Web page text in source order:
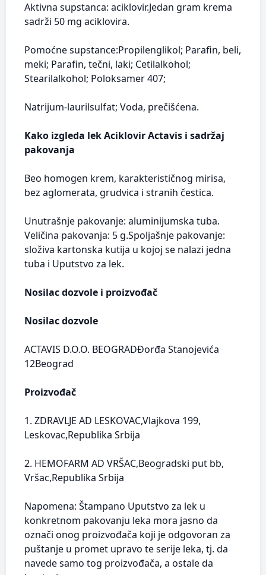
Aktivna supstanca: aciklovir.Jedan gram krema
sadrži 50 mg aciklovira.
Pomoćne supstance:Propilenglikol; Parafin, beli,
meki; Parafin, tečni, laki; Cetilalkohol;
Stearilalkohol; Poloksamer 407;
Natrijum-laurilsulfat; Voda, prečišćena.
Kako izgleda lek Aciklovir Actavis i sadržaj
pakovanja
Beo homogen krem, karakterističnog mirisa,
bez aglomerata, grudvica i stranih čestica.
Unutrašnje pakovanje: aluminijumska tuba.
Veličina pakovanja: 5 g.Spoljašnje pakovanje:
složiva kartonska kutija u kojoj se nalazi jedna
tuba i Uputstvo za lek.
Nosilac dozvole i proizvođač
Nosilac dozvole
ACTAVIS D.O.O. BEOGRADÐorđa Stanojevića
12Beograd
Proizvođač
1. ZDRAVLJE AD LESKOVAC,Vlajkova 199,
Leskovac,Republika Srbija
2. HEMOFARM AD VRŠAC,Beogradski put bb,
Vršac,Republika Srbija
Napomena: Štampano Uputstvo za lek u
konkretnom pakovanju leka mora jasno da
označi onog proizvođača koji je odgovoran za
puštanje u promet upravo te serije leka, tj. da
navede samo tog proizvođača, a ostale da